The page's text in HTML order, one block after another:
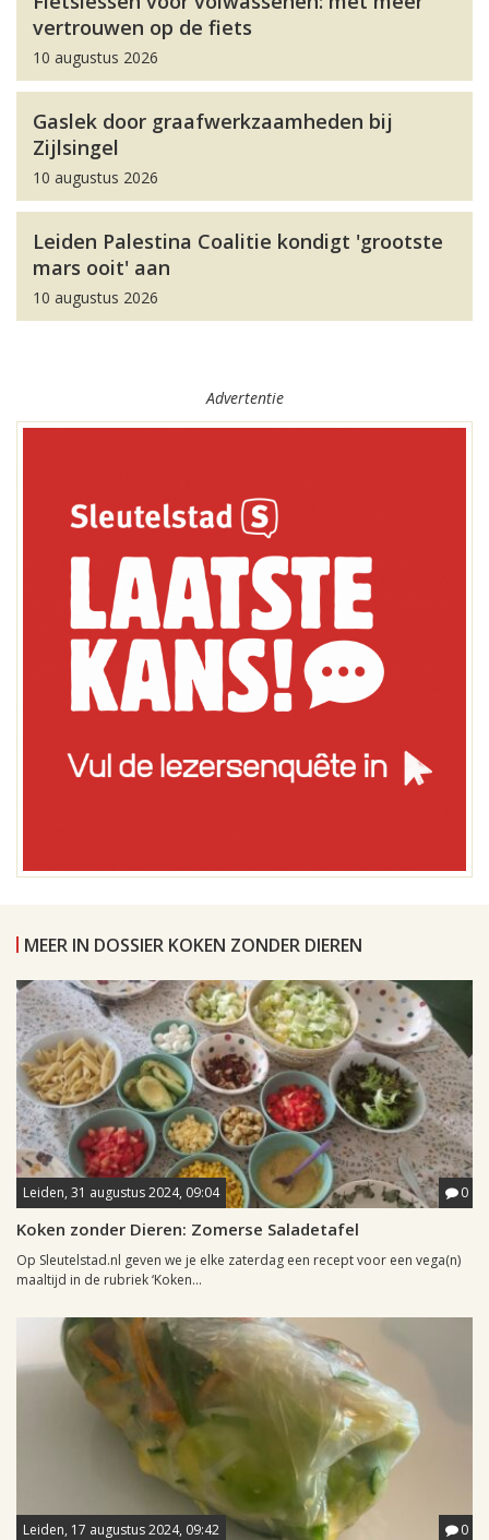
vertrouwen op de fiets
10 augustus 2026
Gaslek door graafwerkzaamheden bij
Zijlsingel
10 augustus 2026
Leiden Palestina Coalitie kondigt 'grootste
mars ooit' aan
10 augustus 2026
Advertentie
MEER IN DOSSIER KOKEN ZONDER DIEREN
Leiden, 31 augustus 2024, 09:04 0
Koken zonder Dieren: Zomerse Saladetafel
Op Sleutelstad.nl geven we je elke zaterdag een recept voor een vega(n)
maaltijd in de rubriek ‘Koken...
Leiden, 17 augustus 2024, 09:42 0